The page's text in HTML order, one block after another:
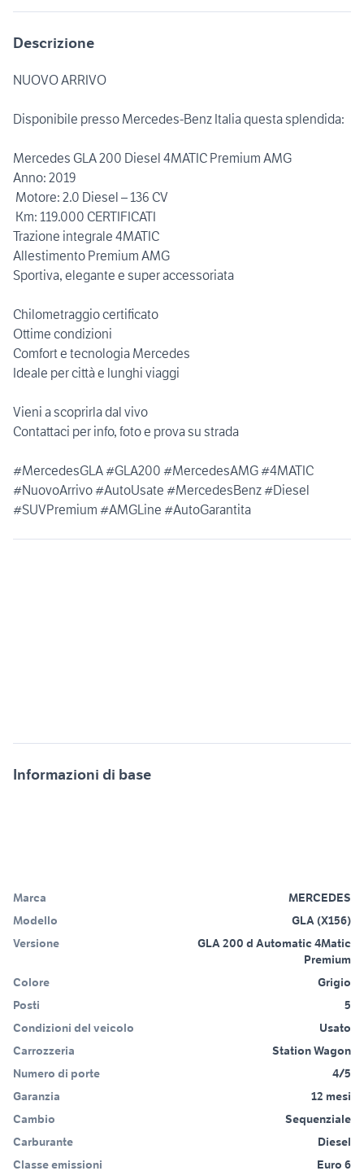
Descrizione
NUOVO ARRIVO
Disponibile presso Mercedes-Benz Italia questa splendida:
Mercedes GLA 200 Diesel 4MATIC Premium AMG
Anno: 2019
️ Motore: 2.0 Diesel – 136 CV
️ Km: 119.000 CERTIFICATI
Trazione integrale 4MATIC
Allestimento Premium AMG
Sportiva, elegante e super accessoriata
Chilometraggio certificato
Ottime condizioni
Comfort e tecnologia Mercedes
Ideale per città e lunghi viaggi
Vieni a scoprirla dal vivo
Contattaci per info, foto e prova su strada
#MercedesGLA #GLA200 #MercedesAMG #4MATIC
#NuovoArrivo #AutoUsate #MercedesBenz #Diesel
#SUVPremium #AMGLine #AutoGarantita
Informazioni di base
Marca
MERCEDES
Modello
GLA (X156)
Versione
GLA 200 d Automatic 4Matic
Premium
Colore
Grigio
Posti
5
Condizioni del veicolo
Usato
Carrozzeria
Station Wagon
Numero di porte
4/5
Garanzia
12 mesi
Cambio
Sequenziale
Carburante
Diesel
Classe emissioni
Euro 6